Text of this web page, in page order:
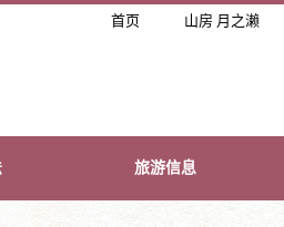
首页 山房 月之濑
旅游信息